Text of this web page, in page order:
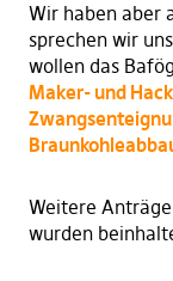
Wir haben aber
sprechen wir uns
wollen das
Maker- und
Weitere
wurden